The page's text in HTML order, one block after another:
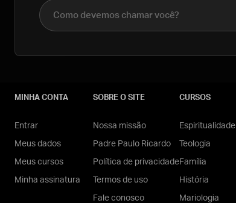
Nome completo
MINHA CONTA
Entrar
Meus dados
Meus cursos
Minha assinatura
SOBRE O SITE
Nossa missão
Padre Paulo Ricardo
Política de privacidade
Termos de uso
Fale conosco
CURSOS
Espiritualidade
Teologia
Família
História
Mariologia